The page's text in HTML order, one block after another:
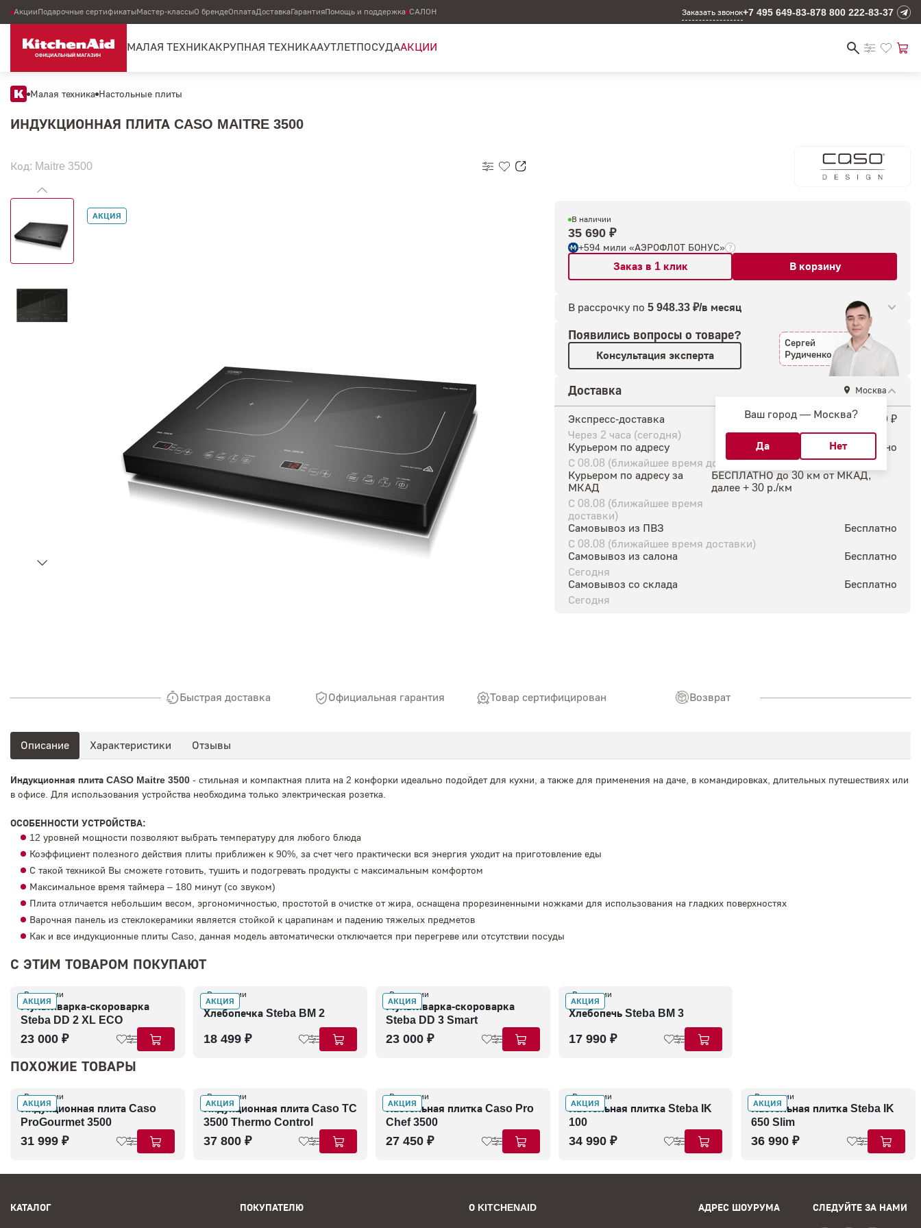
АкцииПодарочные сертификатыМастер-классыО брендеОплатаДоставкаГарантияПомощь и поддержка САЛОН Заказать звонок+7 495 649-83-878 800 222-83-37
МАЛАЯ ТЕХНИКАКРУПНАЯ ТЕХНИКААУТЛЕТПОСУДААКЦИИ
Малая техника Настольные плиты
ИНДУКЦИОННАЯ ПЛИТА CASO MAITRE 3500
Код: Maitre 3500
АКЦИЯ В наличии
35 690 ₽
+594 мили «АЭРОФЛОТ БОНУС»
Заказ в 1 клик В корзину
В рассрочку по 5 948.33 ₽/в месяц
Появились вопросы о товаре?
Консультация эксперта
Сергей
Рудиченко
Доставка Москва
Ваш город — Москва?
Экспресс-доставка
Через 2 часа (сегодня)
699 ₽
Курьером по адресу
С 08.08 (ближайшее время доставки)
Бесплатно
Курьером по адресу за
МКАД
С 08.08 (ближайшее время
доставки)
БЕСПЛАТНО до 30 км от МКАД,
далее + 30 р./км
Самовывоз из ПВЗ
С 08.08 (ближайшее время доставки)
Бесплатно
Самовывоз из салона
Сегодня
Бесплатно
Самовывоз со склада
Сегодня
Бесплатно
Быстрая доставка Официальная гарантия Товар сертифицирован Возврат
Описание Характеристики Отзывы
Индукционная плита CASO Maitre 3500 - стильная и компактная плита на 2 конфорки идеально подойдет для кухни, а также для применения на даче, в командировках, длительных путешествиях или
в офисе. Для использования устройства необходима только электрическая розетка.
ОСОБЕННОСТИ УСТРОЙСТВА:
12 уровней мощности позволяют выбрать температуру для любого блюда
Коэффициент полезного действия плиты приближен к 90%, за счет чего практически вся энергия уходит на приготовление еды
С такой техникой Вы сможете готовить, тушить и подогревать продукты с максимальным комфортом
Максимальное время таймера – 180 минут (со звуком)
Плита отличается небольшим весом, эргономичностью, простотой в очистке от жира, оснащена прорезиненными ножками для использования на гладких поверхностях
Варочная панель из стеклокерамики является стойкой к царапинам и падению тяжелых предметов
Как и все индукционные плиты Caso, данная модель автоматически отключается при перегреве или отсутствии посуды
С ЭТИМ ТОВАРОМ ПОКУПАЮТ
АКЦИЯ
В наличии
Мультиварка-скороварка
Steba DD 2 XL ECO
23 000 ₽
АКЦИЯ
В наличии
Хлебопечка Steba BM 2
18 499 ₽
АКЦИЯ
В наличии
Мультиварка-скороварка
Steba DD 3 Smart
23 000 ₽
АКЦИЯ
В наличии
Хлебопечь Steba BM 3
17 990 ₽
ПОХОЖИЕ ТОВАРЫ
АКЦИЯ
В наличии
Индукционная плита Caso
ProGourmet 3500
31 999 ₽
АКЦИЯ
В наличии
Индукционная плита Caso TC
3500 Thermo Control
37 800 ₽
АКЦИЯ
В наличии
Настольная плитка Caso Pro
Chef 3500
27 450 ₽
АКЦИЯ
В наличии
Настольная плитка Steba IK
100
34 990 ₽
АКЦИЯ
В наличии
Настольная плитка Steba IK
650 Slim
36 990 ₽
КАТАЛОГ ПОКУПАТЕЛЮ О KITCHENAID АДРЕС ШОУРУМА СЛЕДУЙТЕ ЗА НАМИ